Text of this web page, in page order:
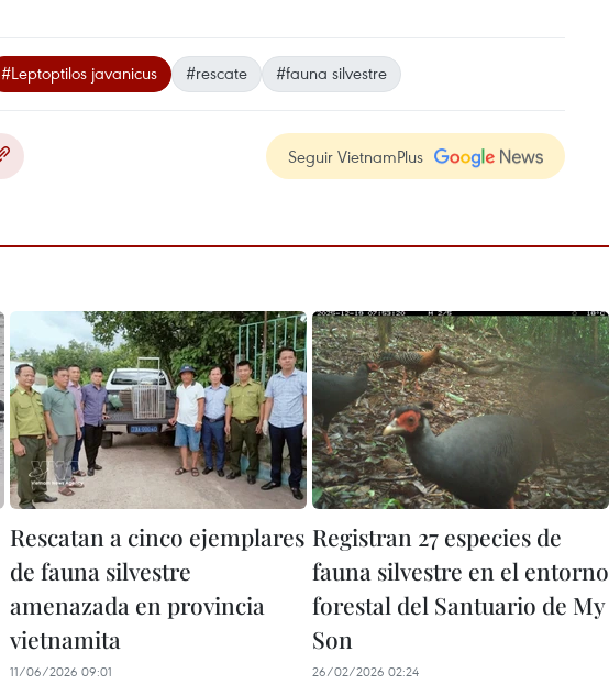
#Leptoptilos javanicus #rescate #fauna silvestre
Seguir VietnamPlus
Rescatan a cinco ejemplares
de fauna silvestre
amenazada en provincia
vietnamita
11/06/2026 09:01
Registran 27 especies de
fauna silvestre en el entorno
forestal del Santuario de My
Son
26/02/2026 02:24